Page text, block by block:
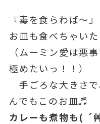
『毒を食らわば～
お皿も食べちゃい
（ムーミン愛は悪
極めたいっ！！）
手ごろな大きさ
んでもこのお皿♬
カレーも煮物も( ´